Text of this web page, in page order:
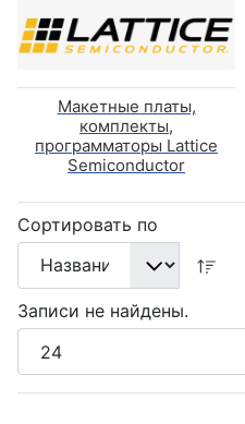
Макетные платы,
комплекты,
программаторы Lattice
Semiconductor
Сортировать по
Записи не найдены.